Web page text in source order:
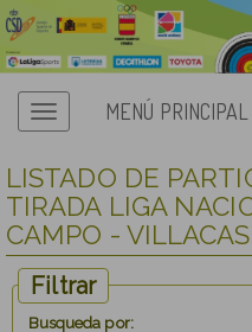
MENÚ PRINCIPAL
LISTADO DE
TIRADA LIGA
CAMPO -
Filtrar
Busqueda por: